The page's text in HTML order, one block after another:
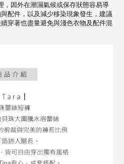
，因外在潮濕氣候或保存狀態容易導
配件，以及減少移染現象發生，建議
穿著也盡量避免與淺色衣物及配件混